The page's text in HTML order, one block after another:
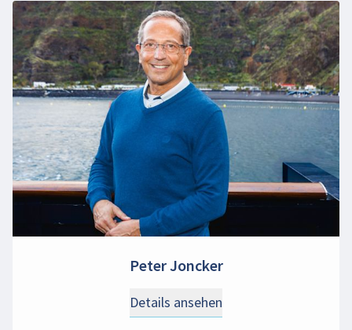
Peter Joncker
Details ansehen